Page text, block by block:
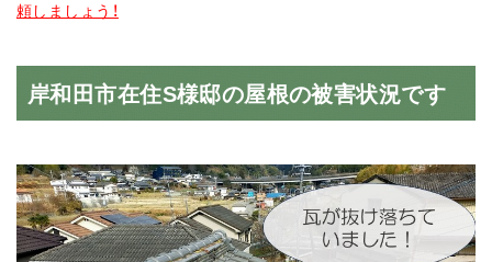
頼しましょう！
岸和田市在住S様邸の屋根の被害状況です